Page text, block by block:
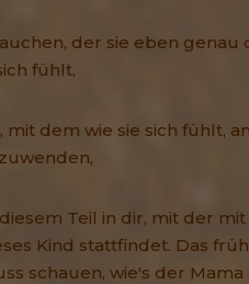
der sie eben genau
fühlt,
dem wie sie sich fühlt,
Teil in dir, mit der
Kind stattfindet. Das
schauen, wie's der